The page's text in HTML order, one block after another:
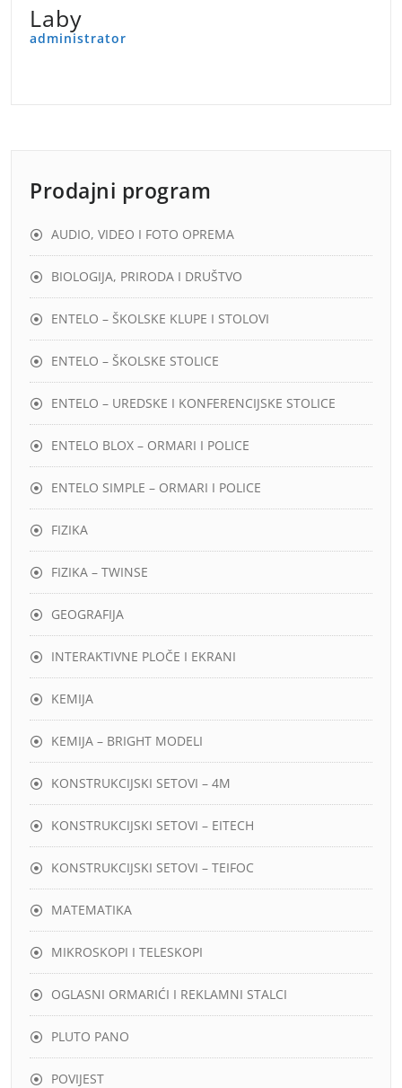
Laby
administrator
Prodajni program
AUDIO, VIDEO I FOTO OPREMA
BIOLOGIJA, PRIRODA I DRUŠTVO
ENTELO – ŠKOLSKE KLUPE I STOLOVI
ENTELO – ŠKOLSKE STOLICE
ENTELO – UREDSKE I KONFERENCIJSKE STOLICE
ENTELO BLOX – ORMARI I POLICE
ENTELO SIMPLE – ORMARI I POLICE
FIZIKA
FIZIKA – TWINSE
GEOGRAFIJA
INTERAKTIVNE PLOČE I EKRANI
KEMIJA
KEMIJA – BRIGHT MODELI
KONSTRUKCIJSKI SETOVI – 4M
KONSTRUKCIJSKI SETOVI – EITECH
KONSTRUKCIJSKI SETOVI – TEIFOC
MATEMATIKA
MIKROSKOPI I TELESKOPI
OGLASNI ORMARIĆI I REKLAMNI STALCI
PLUTO PANO
POVIJEST